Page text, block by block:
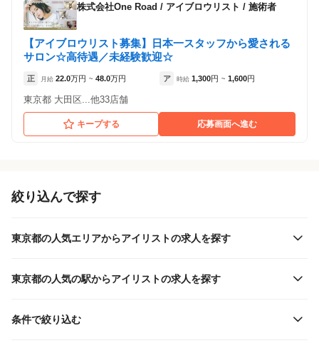
株式会社One Road / アイブロウリスト / 施術者
【アイブロウリスト募集】日本一スタッフから愛される
サロン☆高待遇／未経験歓迎☆
正 月給 22.0万円 ~ 48.0万円 ア 時給 1,300円 ~ 1,600円
東京都 大田区...他33店舗
キープする 応募画面へ進む
絞り込んで探す
東京都の人気エリアからアイリストの求人を探す
東京都の人気の駅からアイリストの求人を探す
条件で絞り込む